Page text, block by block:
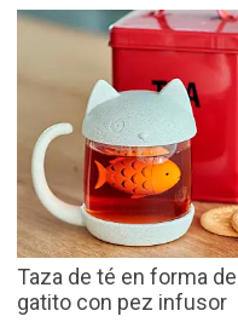
Taza de té en forma de
gatito con pez infusor